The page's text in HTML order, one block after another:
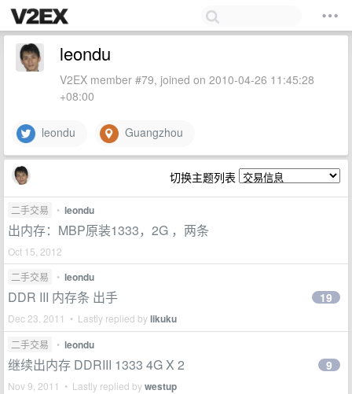
leondu
V2EX member #79, joined on 2010-04-26 11:45:28
+08:00
leondu Guangzhou
切换主题列表
二手交易 • leondu
出内存：MBP原装1333，2G ，两条
Oct 15, 2012
二手交易
• leondu
DDR III 内存条 出手
Dec 23, 2011 • Lastly replied bylikuku
19
二手交易 • leondu
继续出内存 DDRIII 1333 4G X 2
Nov 9, 2011 • Lastly replied bywestup
9